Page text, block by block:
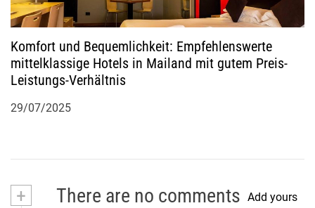
Komfort und Bequemlichkeit: Empfehlenswerte
mittelklassige Hotels in Mailand mit gutem Preis-
Leistungs-Verhältnis
29/07/2025
+ There are no comments Add yours